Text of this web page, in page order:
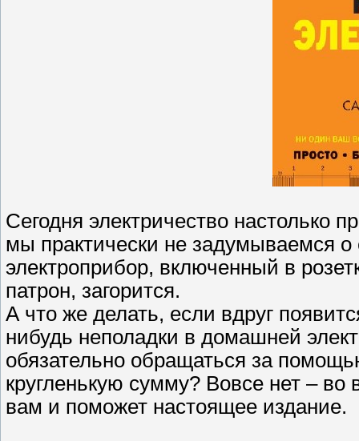
Сегодня электричество настолько
мы практически не задумываемся
электроприбор, включенный в
патрон, загорится.
А что же делать, если вдруг
нибудь неполадки в домашней
обязательно обращаться за
кругленькую сумму? Вовсе нет –
вам и поможет настоящее издание.